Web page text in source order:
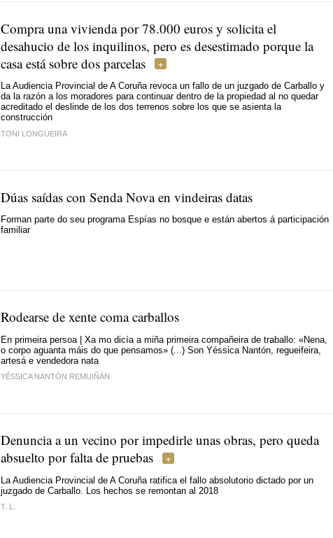
Compra una vivienda por 78.000 euros y solicita el
desahucio de los inquilinos, pero es desestimado porque la
casa está sobre dos parcelas
La Audiencia Provincial de A Coruña revoca un fallo de un juzgado de Carballo y
da la razón a los moradores para continuar dentro de la propiedad al no quedar
acreditado el deslinde de los dos terrenos sobre los que se asienta la
construcción
TONI LONGUEIRA
Dúas saídas con Senda Nova en vindeiras datas
Forman parte do seu programa Espías no bosque e están abertos á participación
familiar
Rodearse de xente coma carballos
En primeira persoa | Xa mo dicía a miña primeira compañeira de traballo: «Nena,
o corpo aguanta máis do que pensamos» (...) Son Yéssica Nantón, regueifeira,
artesá e vendedora nata
YÉSSICA NANTÓN REMUIÑÁN
Denuncia a un vecino por impedirle unas obras, pero queda
absuelto por falta de pruebas
La Audiencia Provincial de A Coruña ratifica el fallo absolutorio dictado por un
juzgado de Carballo. Los hechos se remontan al 2018
T. L.